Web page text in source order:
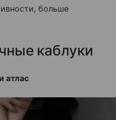
больше
каблуки
атлас